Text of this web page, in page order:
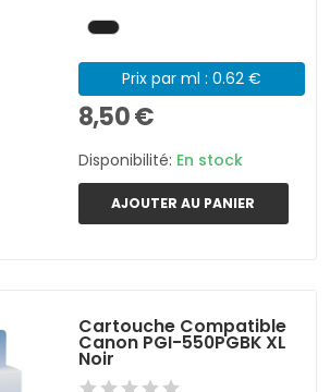
Prix par ml : 0.62 €
8,50 €
Disponibilité: En stock
AJOUTER AU PANIER
Cartouche Compatible
Canon PGI-550PGBK XL
Noir